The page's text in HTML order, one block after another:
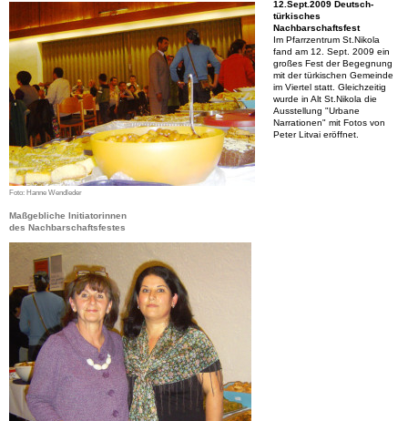
Foto: Hanne Wendleder
12.Sept.2009 Deutsch-
türkisches
Nachbarschaftsfest
Im Pfarrzentrum St.Nikola
fand am 12. Sept. 2009 ein
großes Fest der Begegnung
mit der türkischen Gemeinde
im Viertel statt. Gleichzeitig
wurde in Alt St.Nikola die
Ausstellung "Urbane
Narrationen" mit Fotos von
Peter Litvai eröffnet.
Maßgebliche Initiatorinnen
des Nachbarschaftsfestes